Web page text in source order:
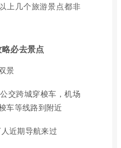
上几个旅游景点都非
必去景点
景
交跨城穿梭车，机场
车等线路到附近
近期导航来过